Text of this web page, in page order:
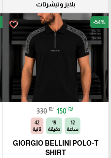
بلايز وتيشرتات
favorite_border -54%
330 ₪ 150 ₪
12
ساعة
19
دقيقة
40
ثانية
GIORGIO BELLINI POLO-T
SHIRT